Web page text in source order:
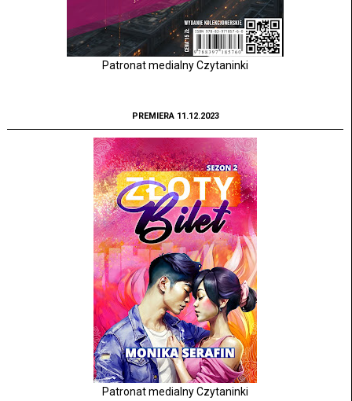
Patronat medialny Czytaninki
PREMIERA 11.12.2023
Patronat medialny Czytaninki